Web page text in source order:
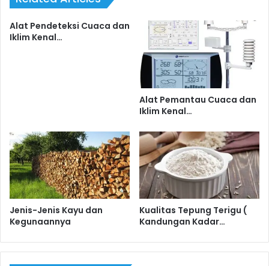
Alat Pendeteksi Cuaca dan
Iklim Kenal…
Alat Pemantau Cuaca dan
Iklim Kenal…
Jenis-Jenis Kayu dan
Kegunaannya
Kualitas Tepung Terigu (
Kandungan Kadar…